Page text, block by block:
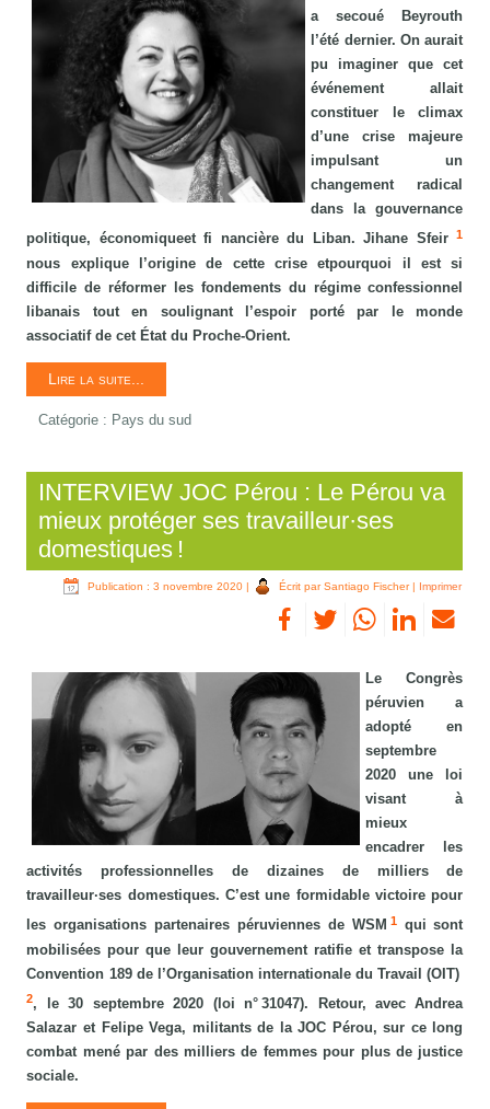
a secoué Beyrouth
l’été dernier. On aurait
pu imaginer que cet
événement allait
constituer le climax
d’une crise majeure
impulsant un
changement radical
dans la gouvernance
politique, économiqueet fi nancière du Liban. Jihane Sfeir1
nous explique l’origine de cette crise etpourquoi il est si
difficile de réformer les fondements du régime confessionnel
libanais tout en soulignant l’espoir porté par le monde
associatif de cet État du Proche-Orient.
Lire la suite...
Catégorie : Pays du sud
INTERVIEW JOC Pérou : Le Pérou va
mieux protéger ses travailleur·ses
domestiques !
Publication : 3 novembre 2020 | Écrit par Santiago Fischer| Imprimer
Le Congrès
péruvien a
adopté en
septembre
2020 une loi
visant à
mieux
encadrer les
activités professionnelles de dizaines de milliers de
travailleur·ses domestiques. C’est une formidable victoire pour
les organisations partenaires péruviennes de WSM 1
qui sont
mobilisées pour que leur gouvernement ratifie et transpose la
Convention 189 de l’Organisation internationale du Travail (OIT)
2, le 30 septembre 2020 (loi n° 31047). Retour, avec Andrea
Salazar et Felipe Vega, militants de la JOC Pérou, sur ce long
combat mené par des milliers de femmes pour plus de justice
sociale.